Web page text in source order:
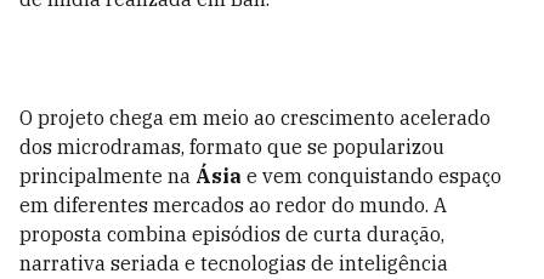
O projeto chega em meio ao crescimento acelerado
dos microdramas, formato que se popularizou
principalmente na Ásia e vem conquistando espaço
em diferentes mercados ao redor do mundo. A
proposta combina episódios de curta duração,
narrativa seriada e tecnologias de inteligência